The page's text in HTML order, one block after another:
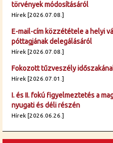
törvények módosításáról
Hírek [2026.07.08.]
E-mail-cím közzététele a helyi
póttagjának delegálásáról
Hírek [2026.07.08.]
Fokozott tűzveszély
Hírek [2026.07.01.]
I. és II. fokú figyelmeztetés a
nyugati és déli részén
Hírek [2026.06.26.]